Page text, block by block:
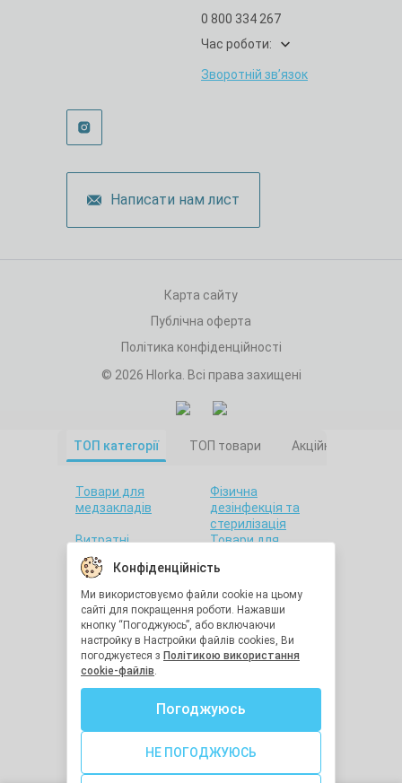
Написати нам лист
0 800 334 267
Час роботи:
Зворотній зв’язок
Карта сайту
Публічна оферта
Політика конфіденційності
© 2026 Hlorka. Всі права захищені
Конфіденційність
Ми використовуємо файли cookie на цьому
сайті для покращення роботи. Нажавши
кнопку “Погоджуюсь”, або включаючи
настройку в Настройки файлів cookies, Ви
погоджуєтеся з Політикою використання
cookie-файлів.
Погоджуюсь
НЕ ПОГОДЖУЮСЬ
ТОП категорії ТОП товари Акційні товари
Товари для
медзакладів
Фізична
дезінфекція та
стерилізація
Витратні
матеріали
Товари для
Товари для дому
Санітарна гігієна
Товари для
стоматології
Товари для
лабораторій
Краса та здоров'я
Утилізація
медичних відходів
Засоби
індивідуального
захисту
Остання одиниця
дезінфекція та
стерилізація
обладнання
Медична техніка
Засоби реабілітації